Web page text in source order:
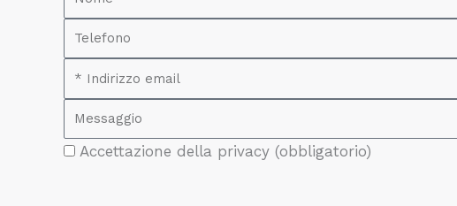
o
m
e
e
e
o
m
ie
s
A Accettazione della privacy (obbligatorio)